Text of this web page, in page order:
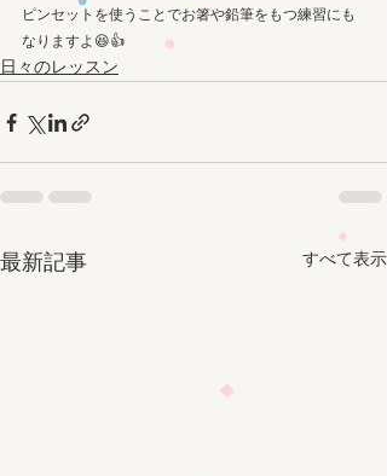
ピンセットを使うことでお箸や鉛筆をもつ練習にも
なりますよ😆👍
日々のレッスン
最新記事 すべて表示